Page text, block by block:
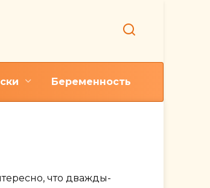
Беременность
что дважды-